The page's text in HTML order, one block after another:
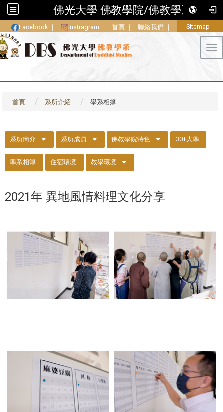
佛光大學 佛教學院/佛教學系
｜ Facebook ｜ Instragram ｜ 首頁 ｜ 聯絡我們 ｜ Sitemap
首頁 系所介紹 學系相簿
系所簡介 系所成員 佛教學院特色 30+大學
學系相簿 住宿環境 教學環境
2021年 異地風情料理文化分享